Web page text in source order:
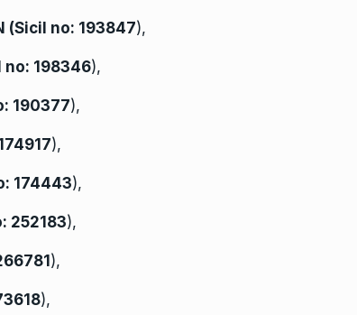
(Sicil no: 193847),
no: 198346),
190377),
),
174443),
252183),
),
),